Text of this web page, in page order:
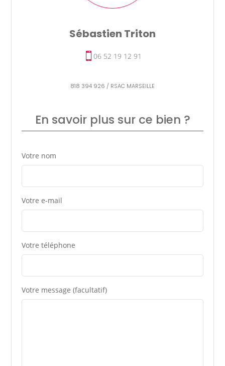
Sébastien Triton
818 394 926 / RSAC MARSEILLE
06 52 19 12 91
En savoir plus sur ce bien ?
Votre nom
Votre e-mail
Votre téléphone
Votre message (facultatif)